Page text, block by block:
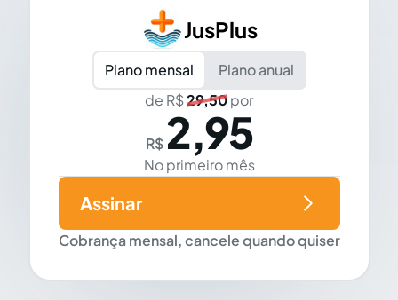
JusPlus
Plano mensal
Plano anual
de R$29,50por
R$ 2,95
No primeiro mês
Cobrança mensal, cancele quando quiser
Assinar